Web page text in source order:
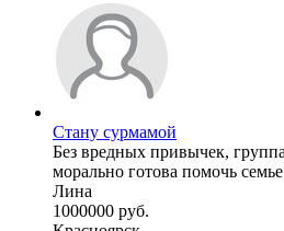
Стану сурмамой
Без вредных привычек,
морально готова помочь
Лина
1000000 руб.